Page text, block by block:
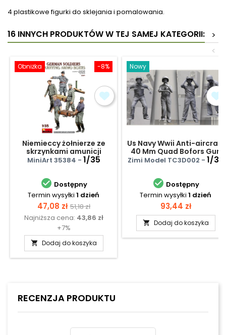
4 plastikowe figurki do sklejania i pomalowania.
16 INNYCH PRODUKTÓW W TEJ SAMEJ KATEGORII:
>
<
-8%
Obniżka
Niemieccy żołnierze ze
skrzynkami amunicji
MiniArt 35384 - 1/35
 Dostępny
Termin wysyłki 1 dzień
Cena
47,08 zł Cena
podstawowa
51,18 zł
Najniższa cena: 43,86 zł
+7%
 Dodaj do koszyka
Nowy
Us Navy Wwii Anti-aircraft
40 Mm Quad Bofors Gun
Crew Set 2
Zimi Model TC3D002 - 1/35
 Dostępny
Termin wysyłki 1 dzień
Cena
93,44 zł
 Dodaj do koszyka
RECENZJA PRODUKTU